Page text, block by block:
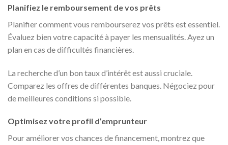
Planifiez le remboursement de vos prêts
Planifier comment vous rembourserez vos prêts est essentiel.
Évaluez bien votre capacité à payer les mensualités. Ayez un
plan en cas de difficultés financières.
La recherche d’un bon taux d’intérêt est aussi cruciale.
Comparez les offres de différentes banques. Négociez pour
de meilleures conditions si possible.
Optimisez votre profil d’emprunteur
Pour améliorer vos chances de financement, montrez que